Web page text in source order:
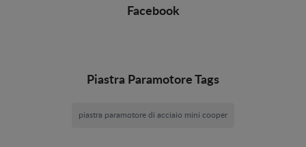
Facebook
Piastra Paramotore Tags
piastra paramotore di acciaio mini cooper